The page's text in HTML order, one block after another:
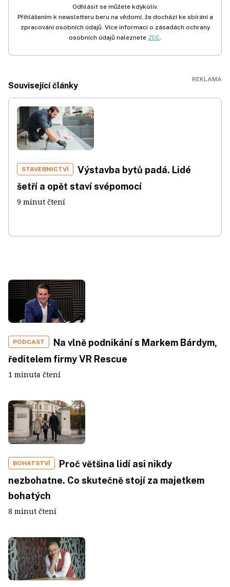
Odhlásit se můžete kdykoliv.
Přihlášením k newsletteru beru na vědomí, že dochází ke sbírání a
zpracování osobních údajů. Více informací o zásadách ochrany
osobních údajů naleznete ZDE.
Související články
STAVEBNICTVÍ
Výstavba bytů padá. Lidé
šetří a opět staví svépomocí
9 minut čtení
PODCAST
Na vlně podnikání s Markem Bárdym,
ředitelem firmy VR Rescue
1 minuta čtení
BOHATSTVÍ
Proč většina lidí asi nikdy
nezbohatne. Co skutečně stojí za majetkem
bohatých
8 minut čtení